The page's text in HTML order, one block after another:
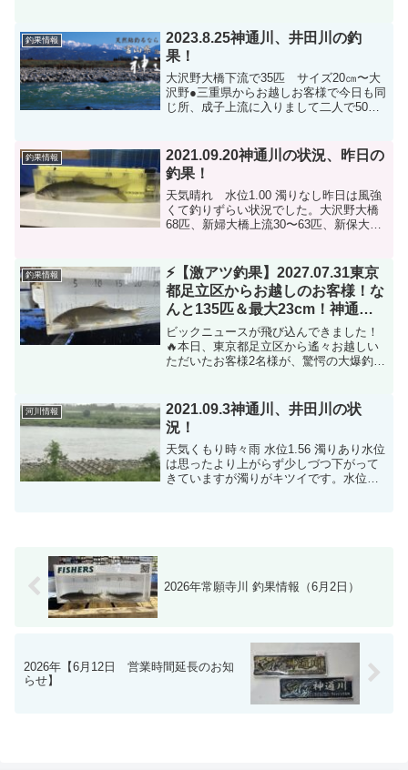
定なのが気になります。●井田川のライブ
カメラです。水位...
釣果情報
2023.8.25神通川、井田川の釣
果！
大沢野大橋下流で35匹 サイズ20㎝〜大
沢野●三重県からお越しお客様で今日も同
じ所、成子上流に入りまして二人で50匹
田川お電話での情報ですが空港前で63匹
の情報を...
釣果情報
2021.09.20神通川の状況、昨日の
釣果！
天気晴れ 水位1.00 濁りなし昨日は風強
くて釣りずらい状況でした。大沢野大橋
68匹、新婦大橋上流30〜63匹、新保大橋
沢野大橋27㎝の写真です。
釣果情報
⚡️【激アツ釣果】2027.07.31東京
都足立区からお越しのお客様！な
んと135匹＆最大23cm！神通川
いま絶好調です！
ビックニュースが飛び込んできました！
🔥本日、東京都足立区から遙々お越しい
ただいたお客様2名様が、驚愕の大爆釣を
人数： 2名様釣果合計： 135匹！（77匹
＆ 58...
河川情報
2021.09.3神通川、井田川の状
況！
天気くもり時々雨 水位1.56 濁りあり水位
は思ったより上がらず少しづつ下がって
きていますが濁りがキツイです。水位が
2026年常願寺川 釣果情報（6月2日）
2026年【6月12日 営業時間延長のお知
らせ】